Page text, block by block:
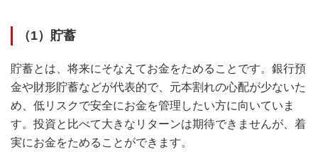
（1）貯蓄
貯蓄とは、将来にそなえてお金をためることです。銀行預
金や財形貯蓄などが代表的で、元本割れの心配が少ないた
め、低リスクで安全にお金を管理したい方に向いていま
す。投資と比べて大きなリターンは期待できませんが、着
実にお金をためることができます。